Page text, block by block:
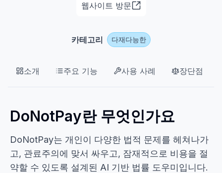
웹사이트 방문
카테고리 다재다능한
소개 주요 기능 사용 사례 장단점
DoNotPay란 무엇인가요
DoNotPay는 개인이 다양한 법적 문제를 헤쳐나가
고, 관료주의에 맞서 싸우고, 잠재적으로 비용을 절
약할 수 있도록 설계된 AI 기반 법률 도우미입니다.